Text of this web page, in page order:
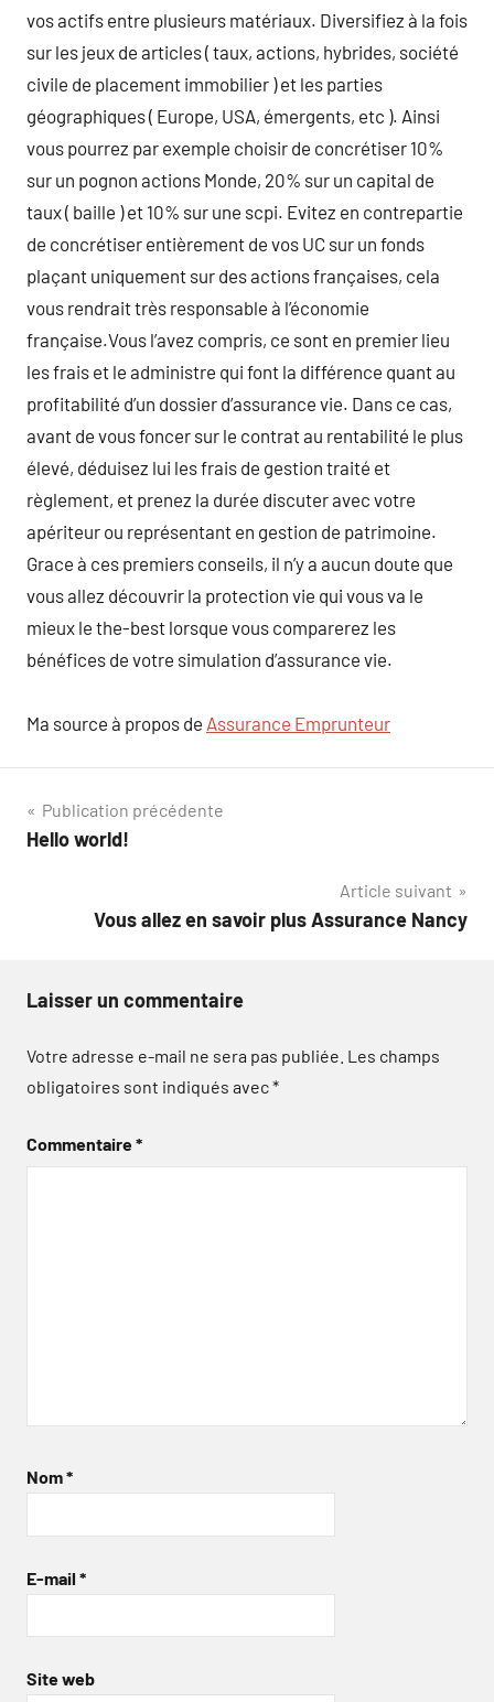
vos actifs entre plusieurs matériaux. Diversifiez à la fois
sur les jeux de articles ( taux, actions, hybrides, société
civile de placement immobilier ) et les parties
géographiques ( Europe, USA, émergents, etc ). Ainsi
vous pourrez par exemple choisir de concrétiser 10%
sur un pognon actions Monde, 20% sur un capital de
taux ( baille ) et 10% sur une scpi. Evitez en contrepartie
de concrétiser entièrement de vos UC sur un fonds
plaçant uniquement sur des actions françaises, cela
vous rendrait très responsable à l’économie
française.Vous l’avez compris, ce sont en premier lieu
les frais et le administre qui font la différence quant au
profitabilité d’un dossier d’assurance vie. Dans ce cas,
avant de vous foncer sur le contrat au rentabilité le plus
élevé, déduisez lui les frais de gestion traité et
règlement, et prenez la durée discuter avec votre
apériteur ou représentant en gestion de patrimoine.
Grace à ces premiers conseils, il n’y a aucun doute que
vous allez découvrir la protection vie qui vous va le
mieux le the-best lorsque vous comparerez les
bénéfices de votre simulation d’assurance vie.
Ma source à propos de Assurance Emprunteur
Navigation
de
Publication précédente
Hello world!
Article suivant
Vous allez en savoir plus Assurance Nancy
Laisser un commentaire
Votre adresse e-mail ne sera pas publiée. Les champs
obligatoires sont indiqués avec*
Commentaire*
Nom*
E-mail *
Site web